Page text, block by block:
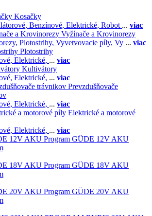
Kosačky
Benzínové, Elektrické, Robot ... viac
Vyžínače a Krovinorezy
Plotostrihy, Vyvetvovacie píly, Vy ... viac
Plotostrihy
Elektrické, ... viac
Kultivátory
Elektrické, ... viac
Prevzdušňovače
Elektrické, ... viac
Elektrické a motorové
Elektrické, ... viac
GÜDE 12V AKU
GÜDE 18V AKU
GÜDE 20V AKU